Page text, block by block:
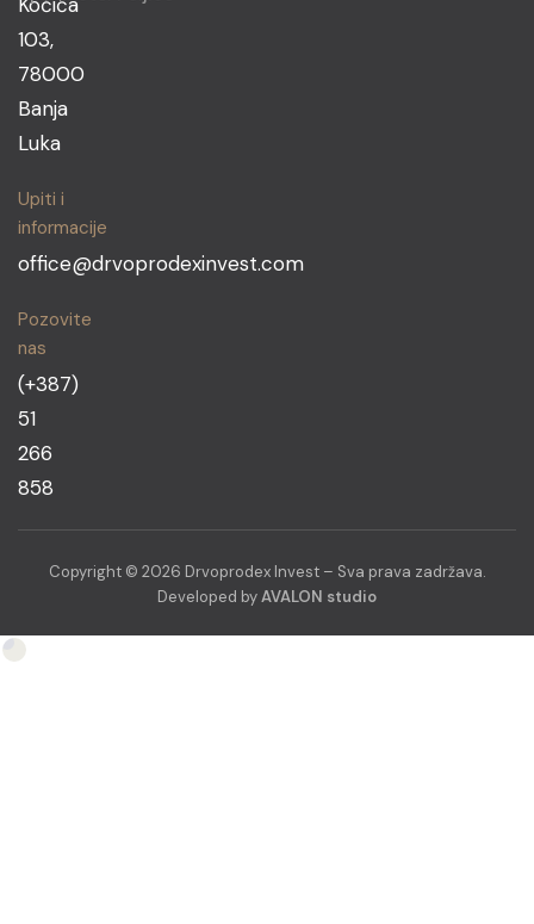
103,
78000
Banja
Luka
Upiti i
informacije
office@drvoprodexinvest.com
Pozovite
nas
(+387)
51
266
858
Copyright © 2026 Drvoprodex Invest – Sva prava zadržava.
Developed byAVALON studio